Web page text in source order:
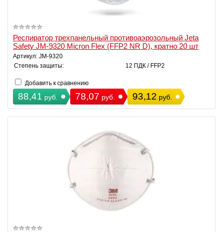
Респиратор трехпанельный противоаэрозольный Jeta
Safety JM-9320 Micron Flex (FFP2 NR D), кратно 20 шт
Артикул: JM-9320
Степень защиты:
12 ПДК / FFP2
Добавить к сравнению
88,41 руб. 78,07 руб. 93,12 руб.